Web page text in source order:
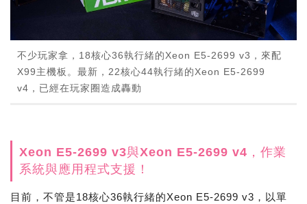
不少玩家拿，18核心36執行緒的Xeon E5-2699 v3，來配
X99主機板。最新，22核心44執行緒的Xeon E5-2699
v4，已經在玩家圈造成轟動
Xeon E5-2699 v3與Xeon E5-2699 v4，作業
系統與應用程式支援！
目前，不管是18核心36執行緒的Xeon E5-2699 v3，以單